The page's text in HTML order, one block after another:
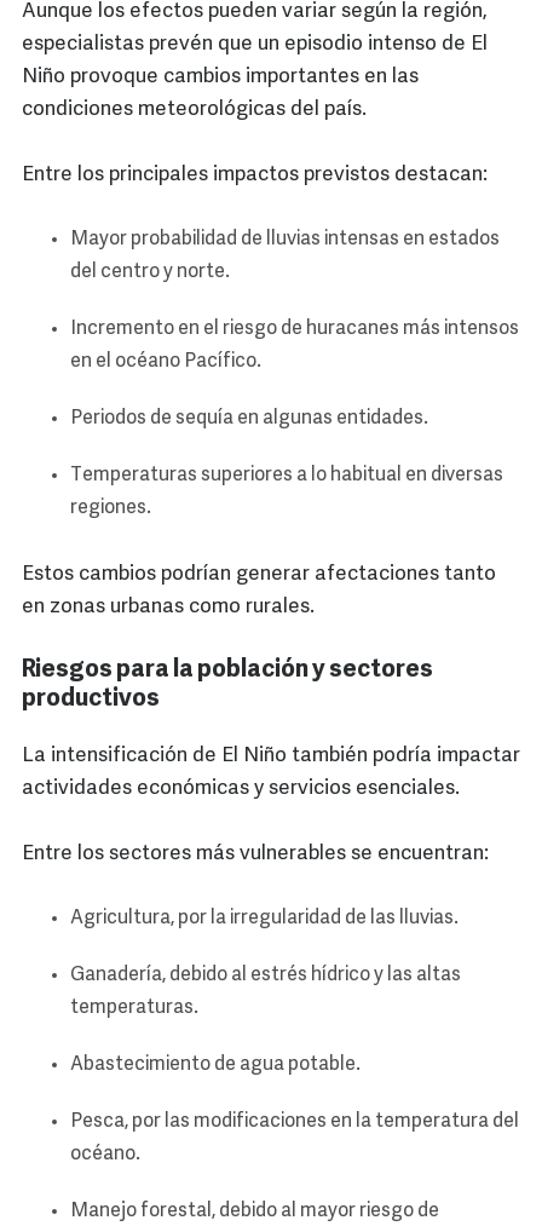
Aunque los efectos pueden variar según la región,
especialistas prevén que un episodio intenso de El
Niño provoque cambios importantes en las
condiciones meteorológicas del país.
Entre los principales impactos previstos destacan:
Mayor probabilidad de lluvias intensas en estados
del centro y norte.
Incremento en el riesgo de huracanes más intensos
en el océano Pacífico.
Periodos de sequía en algunas entidades.
Temperaturas superiores a lo habitual en diversas
regiones.
Estos cambios podrían generar afectaciones tanto
en zonas urbanas como rurales.
Riesgos para la población y sectores
productivos
La intensificación de El Niño también podría impactar
actividades económicas y servicios esenciales.
Entre los sectores más vulnerables se encuentran:
Agricultura, por la irregularidad de las lluvias.
Ganadería, debido al estrés hídrico y las altas
temperaturas.
Abastecimiento de agua potable.
Pesca, por las modificaciones en la temperatura del
océano.
Manejo forestal, debido al mayor riesgo de